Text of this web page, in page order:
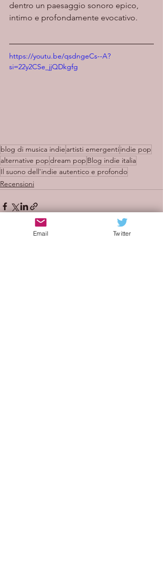
dentro un paesaggio sonoro epico,
intimo e profondamente evocativo.
https://youtu.be/qsdngeCs--A?
si=22y2CSe_jjQDkgfg
blog di musica indie artisti emergentiindie pop
alternative popdream pop Blog indie italia
Il suono dell'indie autentico e profondo
Recensioni
Email Twitter